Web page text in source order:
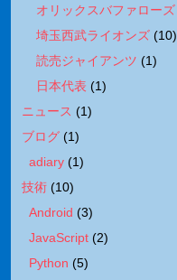
オリックスバファローズ
埼玉西武ライオンズ (10)
読売ジャイアンツ (1)
日本代表 (1)
ニュース (1)
ブログ (1)
adiary (1)
技術 (10)
Android (3)
JavaScript (2)
Python (5)